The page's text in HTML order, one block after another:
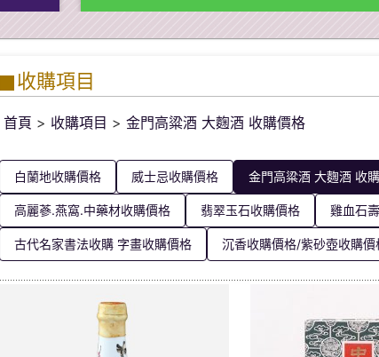
收購項目
首頁 > 收購項目 > 金門高粱酒 大麴酒 收購價格
白蘭地收購價格 威士忌收購價格 金門高粱酒 大麴酒 收
高麗蔘.燕窩.中藥材收購價格 翡翠玉石收購價格 雞血石
古代名家書法收購 字畫收購價格 沉香收購價格/紫砂壺收購價